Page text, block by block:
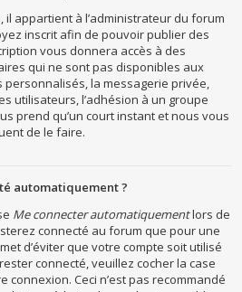
appartient à l’administrateur du forum
inscrit afin de pouvoir publier des
vous donnera accès à des
qui ne sont pas disponibles aux
personnalisés, la messagerie privée,
utilisateurs, l’adhésion à un groupe
prend qu’un court instant et nous vous
de le faire.
automatiquement ?
Me connecter automatiquementlors de
connecté au forum que pour une
d’éviter que votre compte soit utilisé
connecté, veuillez cocher la case
Ceci n’est pas recommandé